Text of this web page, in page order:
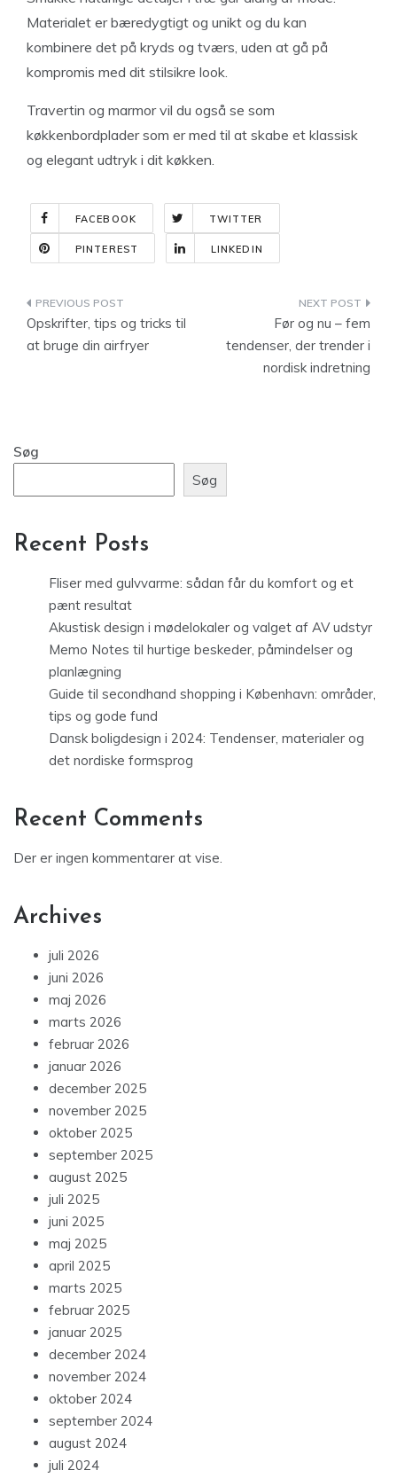
Materialet er bæredygtigt og unikt og du kan
kombinere det på kryds og tværs, uden at gå på
kompromis med dit stilsikre look.
Travertin og marmor vil du også se som
køkkenbordplader som er med til at skabe et klassisk
og elegant udtryk i dit køkken.
FACEBOOK TWITTER
PINTEREST LINKEDIN
Indlægsnavigation
Opskrifter, tips og tricks til
at bruge din airfryer
Før og nu – fem
tendenser, der trender i
nordisk indretning
Søg
Søg
Recent Posts
Fliser med gulvvarme: sådan får du komfort og et
pænt resultat
Akustisk design i mødelokaler og valget af AV udstyr
Memo Notes til hurtige beskeder, påmindelser og
planlægning
Guide til secondhand shopping i København: områder,
tips og gode fund
Dansk boligdesign i 2024: Tendenser, materialer og
det nordiske formsprog
Recent Comments
Der er ingen kommentarer at vise.
Archives
juli 2026
juni 2026
maj 2026
marts 2026
februar 2026
januar 2026
december 2025
november 2025
oktober 2025
september 2025
august 2025
juli 2025
juni 2025
maj 2025
april 2025
marts 2025
februar 2025
januar 2025
december 2024
november 2024
oktober 2024
september 2024
august 2024
juli 2024